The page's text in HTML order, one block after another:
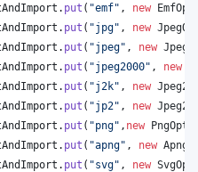
. put ( "emf" , new
. put ( "jpg" , new
. put ( "jpeg" , new
. put ( "jpeg2000" , new
. put ( "j2k" , new
. put ( "jp2" , new
. put ( "png" , new
. put ( "apng" , new
. put ( "svg" , new